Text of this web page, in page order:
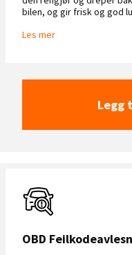
bilen, og gir frisk og god
Les mer
Legg
OBD